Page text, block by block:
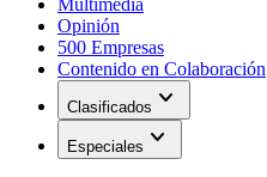
Multimedia
Opinión
500 Empresas
Contenido en Colaboración
Clasificados expand_more
Especiales expand_more